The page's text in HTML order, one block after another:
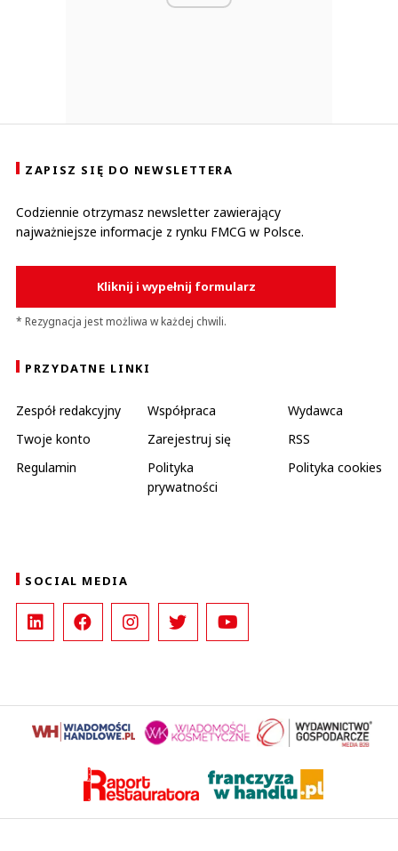
ZAPISZ SIĘ DO NEWSLETTERA
Codziennie otrzymasz newsletter zawierający
najważniejsze informacje z rynku FMCG w Polsce.
Kliknij i wypełnij formularz
* Rezygnacja jest możliwa w każdej chwili.
PRZYDATNE LINKI
Zespół redakcyjny Współpraca
Wydawca
Twoje konto
Zarejestruj się
RSS
Regulamin
Polityka
prywatności
Polityka cookies
SOCIAL MEDIA